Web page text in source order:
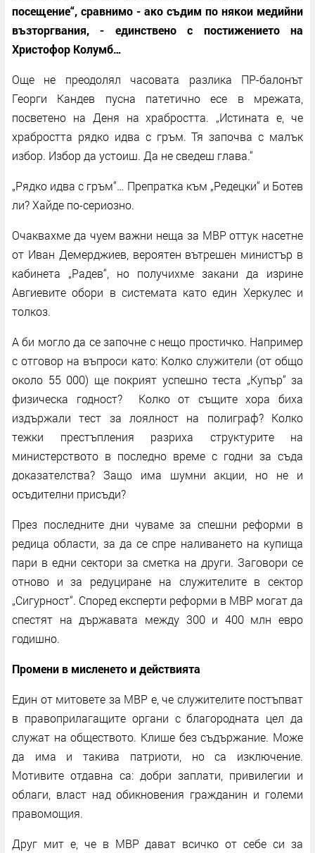
посещение“, сравнимо - ако съдим по някои медийни
възторгвания, - единствено с постижението на
Христофор Колумб…
Още не преодолял часовата разлика ПР-балонът
Георги Кандев пусна патетично есе в мрежата,
посветено на Деня на храбростта. „Истината е, че
храбростта рядко идва с гръм. Тя започва с малък
избор. Избор да устоиш. Да не сведеш глава.“
„Рядко идва с гръм“… Препратка към „Редецки“ и Ботев
ли? Хайде по-сериозно.
Очаквахме да чуем важни неща за МВР оттук насетне
от Иван Демерджиев, вероятен вътрешен министър в
кабинета „Радев“, но получихме закани да изрине
Авгиевите обори в системата като един Херкулес и
толкоз.
А би могло да се започне с нещо простичко. Например
с отговор на въпроси като: Колко служители (от общо
около 55 000) ще покрият успешно теста „Купър“ за
физическа годност? Колко от същите хора биха
издържали тест за лоялност на полиграф? Колко
тежки престъпления разриха структурите на
министерството в последно време с годни за съда
доказателства? Защо има шумни акции, но не и
осъдителни присъди?
През последните дни чуваме за спешни реформи в
редица области, за да се спре наливането на купища
пари в едни сектори за сметка на други. Заговори се
отново и за редуциране на служителите в сектор
„Сигурност“. Според експерти реформи в МВР могат да
спестят на държавата между 300 и 400 млн евро
годишно.
Промени в мисленето и действията
Един от митовете за МВР е, че служителите постъпват
в правоприлагащите органи с благородната цел да
служат на обществото. Клише без съдържание. Може
да има и такива патриоти, но са изключение.
Мотивите отдавна са: добри заплати, привилегии и
облаги, власт над обикновения гражданин и големи
правомощия.
Друг мит е, че в МВР дават всичко от себе си за